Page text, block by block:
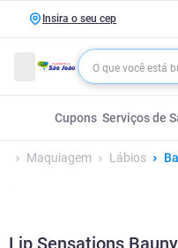
Insira o seu cep
Cupons Serviços de
Maquiagem Lábios
Lip Sensations